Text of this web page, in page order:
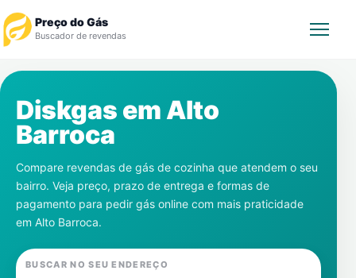
Preço do Gás
Buscador de revendas
Revendedor
Notícias
Cadastre-se
Gás
Diskgas emAlto
Barroca
Compare revendas de gás de cozinha que atendem o seu
bairro. Veja preço, prazo de entrega e formas de
pagamento para pedir gás online com mais praticidade
em Alto Barroca.
BUSCAR NO SEU ENDEREÇO